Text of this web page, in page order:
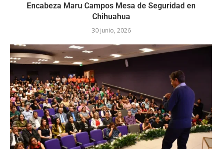
Encabeza Maru Campos Mesa de Seguridad en
Chihuahua
30 junio, 2026